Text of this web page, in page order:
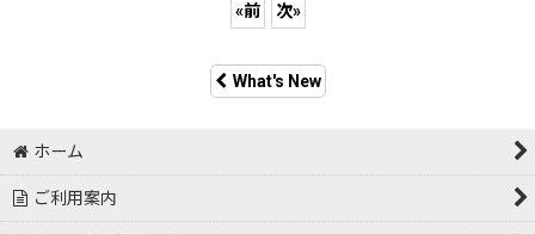
«前 次»
What's New
ホーム
ご利用案内